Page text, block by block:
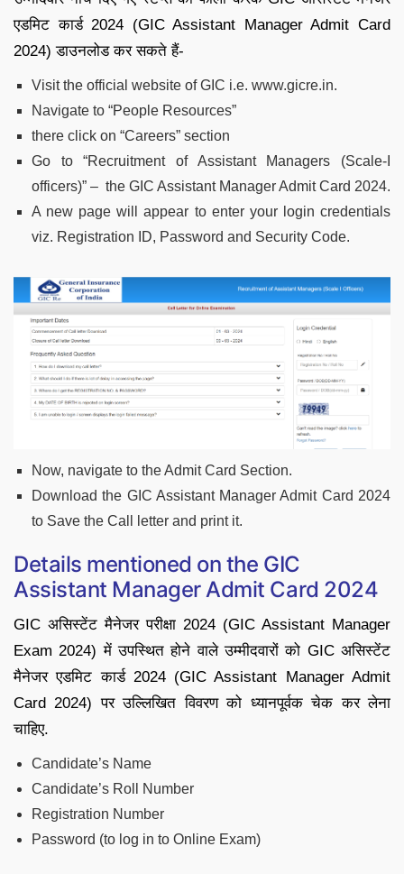
एडमिट कार्ड 2024 (GIC Assistant Manager Admit Card
2024) डाउनलोड कर सकते हैं-
Visit the official website of GIC i.e. www.gicre.in.
Navigate to “People Resources”
there click on “Careers” section
Go to “Recruitment of Assistant Managers (Scale-I
officers)” – the GIC Assistant Manager Admit Card 2024.
A new page will appear to enter your login credentials
viz. Registration ID, Password and Security Code.
Now, navigate to the Admit Card Section.
Download the GIC Assistant Manager Admit Card 2024
to Save the Call letter and print it.
Details mentioned on the GIC
Assistant Manager Admit Card 2024
GIC असिस्टेंट मैनेजर परीक्षा 2024 (GIC Assistant Manager
Exam 2024) में उपस्थित होने वाले उम्मीदवारों को GIC असिस्टेंट
मैनेजर एडमिट कार्ड 2024 (GIC Assistant Manager Admit
Card 2024) पर उल्लिखित विवरण को ध्यानपूर्वक चेक कर लेना
चाहिए.
Candidate’s Name
Candidate’s Roll Number
Registration Number
Password (to log in to Online Exam)